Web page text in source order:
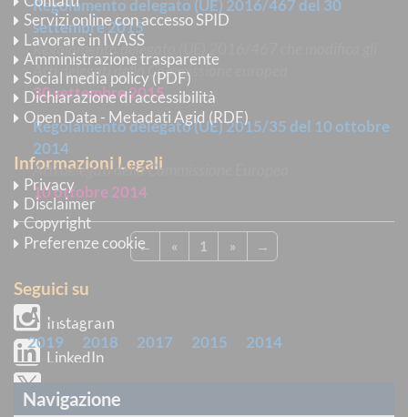
Regolamento delegato (UE) 2016/467 del 30
settembre 2015
Regolamento delegato (UE) 2016/467 che modifica gli
Atti delegati della Commissione europea
30 settembre 2015
Regolamento delegato (UE) 2015/35 del 10 ottobre
2014
Atti delegati della Commissione Europea
10 ottobre 2014
← « 1 » →
ARCHIVIO
2019 2018 2017 2015 2014
Navigazione
Servizi online con accesso SPID
Lavorare in IVASS
Amministrazione trasparente
Social media policy (PDF)
Dichiarazione di accessibilità
Open Data - Metadati Agid (RDF)
Informazioni Legali
Privacy
Disclaimer
Copyright
Preferenze cookie
Seguici su
Instagram
LinkedIn